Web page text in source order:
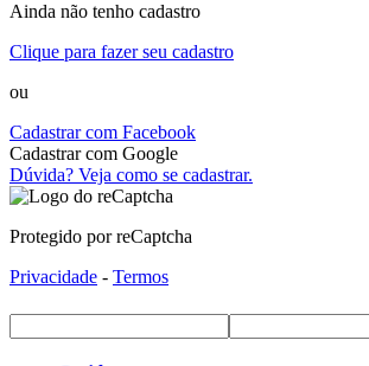
Ainda não tenho cadastro
Clique para fazer seu cadastro
ou
Cadastrar com Facebook
Cadastrar com Google
Dúvida? Veja como se cadastrar.
Protegido por reCaptcha
Privacidade - Termos